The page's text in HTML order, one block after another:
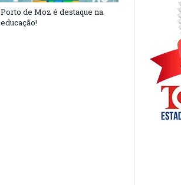
Porto de Moz é destaque na
educação!